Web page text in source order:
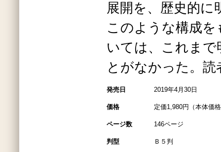
展開を、歴史的
このような構成
いては、これま
とがなかった。
発売日 2019年4月30日
価格 定価1,980円（本体価
ページ数 146ページ
判型 Ｂ５判